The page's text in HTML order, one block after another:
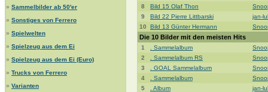
» Sammelbilder ab 50'er
» Sonstiges von Ferrero
» Spielwelten
» Spielzeug aus dem Ei
» Spielzeug aus dem Ei (Euro)
» Trucks von Ferrero
» Varianten
8
Bild 15 Olaf Thon
9
Bild 22 Pierre Littbarski
jan-
10
Bild 13 Günter Hermann
Die 10 Bilder mit den meisten Hits
1 . Sammelalbum
2
. Sammelalbum RS
3
. GOAL Sammelalbum
4
. Sammelalbum
5
. Album
jan-